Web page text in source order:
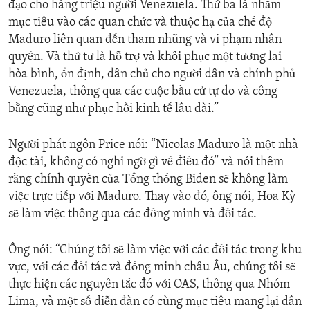
đạo cho hàng triệu người Venezuela. Thứ ba là nhắm
mục tiêu vào các quan chức và thuộc hạ của chế độ
Maduro liên quan đến tham nhũng và vi phạm nhân
quyền. Và thứ tư là hỗ trợ và khôi phục một tương lai
hòa bình, ổn định, dân chủ cho người dân và chính phủ
Venezuela, thông qua các cuộc bầu cử tự do và công
bằng cũng như phục hồi kinh tế lâu dài.”
Người phát ngôn Price nói: “Nicolas Maduro là một nhà
độc tài, không có nghi ngờ gì về điều đó” và nói thêm
rằng chính quyền của Tổng thống Biden sẽ không làm
việc trực tiếp với Maduro. Thay vào đó, ông nói, Hoa Kỳ
sẽ làm việc thông qua các đồng minh và đối tác.
Ông nói: “Chúng tôi sẽ làm việc với các đối tác trong khu
vực, với các đối tác và đồng minh châu Âu, chúng tôi sẽ
thực hiện các nguyên tắc đó với OAS, thông qua Nhóm
Lima, và một số diễn đàn có cùng mục tiêu mang lại dân